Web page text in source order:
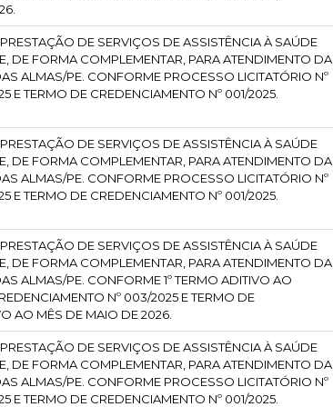
DE SERVIÇOS DE ASSISTÊNCIA À SAÚDE
DE FORMA COMPLEMENTAR, PARA ATENDIMENTO DA
ALMAS/PE. CONFORME PROCESSO LICITATÓRIO Nº
E TERMO DE CREDENCIAMENTO Nº 001/2025.
DE SERVIÇOS DE ASSISTÊNCIA À SAÚDE
DE FORMA COMPLEMENTAR, PARA ATENDIMENTO DA
ALMAS/PE. CONFORME PROCESSO LICITATÓRIO Nº
E TERMO DE CREDENCIAMENTO Nº 001/2025.
DE SERVIÇOS DE ASSISTÊNCIA À SAÚDE
DE FORMA COMPLEMENTAR, PARA ATENDIMENTO DA
ALMAS/PE. CONFORME 1º TERMO ADITIVO AO
Nº 003/2025 E TERMO DE
AO MÊS DE MAIO DE 2026.
DE SERVIÇOS DE ASSISTÊNCIA À SAÚDE
DE FORMA COMPLEMENTAR, PARA ATENDIMENTO DA
ALMAS/PE. CONFORME PROCESSO LICITATÓRIO Nº
E TERMO DE CREDENCIAMENTO Nº 001/2025.